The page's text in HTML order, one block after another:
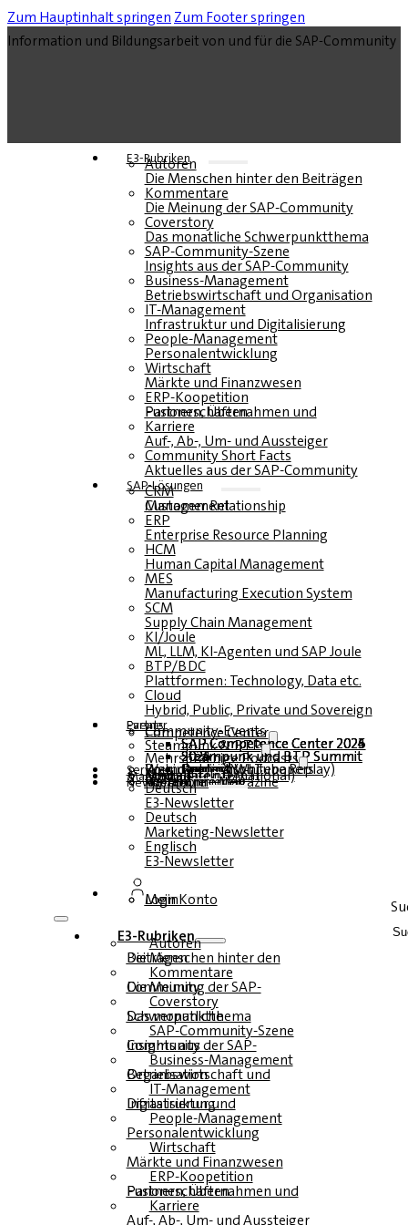
Zum Hauptinhalt springen Zum Footer springen
Information und Bildungsarbeit von und für die SAP-Community
E3-Rubriken
Autoren
Die Menschen hinter den Beiträgen
Kommentare
Die Meinung der SAP-Community
Coverstory
Das monatliche Schwerpunktthema
SAP-Community-Szene
Insights aus der SAP-Community
Business-Management
Betriebswirtschaft und Organisation
IT-Management
Infrastruktur und Digitalisierung
People-Management
Personalentwicklung
Wirtschaft
Märkte und Finanzwesen
ERP-Koopetition
Fusionen, Übernahmen und Partnerschaften
Karriere
Auf-, Ab-, Um- und Aussteiger
Community Short Facts
Aktuelles aus der SAP-Community
SAP-Lösungen
CRM
Customer Relationship Management
ERP
Enterprise Resource Planning
HCM
Human Capital Management
MES
Manufacturing Execution System
SCM
Supply Chain Management
KI/Joule
ML, LLM, KI-Agenten und SAP Joule
BTP/BDC
Plattformen: Technology, Data etc.
Cloud
Hybrid, Public, Private und Sovereign
Partner
EventsCommunity-Events
Competence Center
SAP Competence Center 2026
SAP Competence Center 2025
SAP Competence Center 2024
SAP Competence Center 2023
Steampunk & BTP
Steampunk und BTP Summit 2026
Steampunk und BTP Summit 2025
Steampunk und BTP Summit 2024
Mehrsprachige Podcasts
Deutsch
Englisch
Spanisch
Französisch
Roundtables (YouTube Replay)
Webinare und Whitepapers
Service
Formulare
Kontakt
Mediadaten DACH
Media Kit (International)
Magazin
hier abonnieren
für Abonnenten
kostenfreie Magazine
Newsletter
Deutsch
E3-Newsletter
Deutsch
Marketing-Newsletter
Englisch
E3-Newsletter
Login
Mein Konto
E3-Rubriken
Autoren
Die Menschen hinter den Beiträgen
Kommentare
Die Meinung der SAP-Community
Coverstory
Das monatliche Schwerpunktthema
SAP-Community-Szene
Insights aus der SAP-Community
Business-Management
Betriebswirtschaft und Organisation
IT-Management
Infrastruktur und Digitalisierung
People-Management
Personalentwicklung
Wirtschaft
Märkte und Finanzwesen
ERP-Koopetition
Fusionen, Übernahmen und Partnerschaften
Karriere
Auf-, Ab-, Um- und Aussteiger